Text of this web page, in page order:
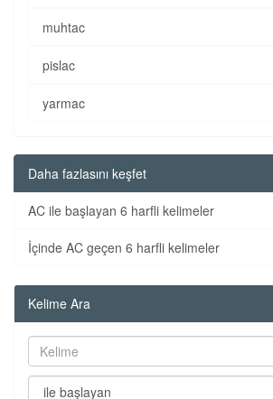
muhtac
pislac
yarmac
Daha fazlasını keşfet
AC ile başlayan 6 harfli kelimeler
İçinde AC geçen 6 harfli kelimeler
Kelime Ara